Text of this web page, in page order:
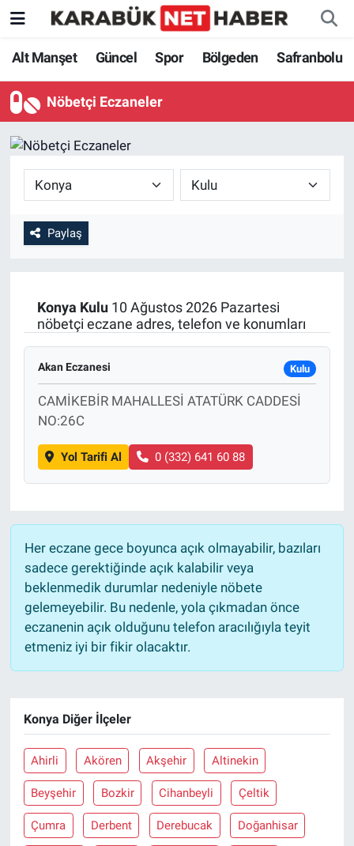
Alt Manşet Güncel Spor Bölgeden Safranbolu
Nöbetçi Eczaneler
Paylaş
Konya Kulu10 Ağustos 2026 Pazartesi
nöbetçi eczane adres, telefon ve konumları
Akan Eczanesi Kulu
CAMİKEBİR MAHALLESİ ATATÜRK CADDESİ
NO:26C
Yol Tarifi Al 0 (332) 641 60 88
Her eczane gece boyunca açık olmayabilir, bazıları
sadece gerektiğinde açık kalabilir veya
beklenmedik durumlar nedeniyle nöbete
gelemeyebilir. Bu nedenle, yola çıkmadan önce
eczanenin açık olduğunu telefon aracılığıyla teyit
etmeniz iyi bir fikir olacaktır.
Konya Diğer İlçeler
Ahirli Akören Akşehir Altinekin
Beyşehir Bozkir Cihanbeyli Çeltik
Çumra Derbent Derebucak Doğanhisar